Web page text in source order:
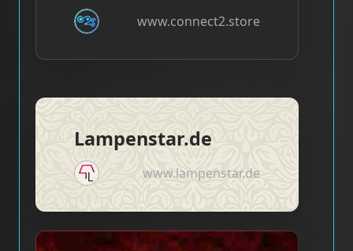
www.connect2.store
Lampenstar.de
www.lampenstar.de